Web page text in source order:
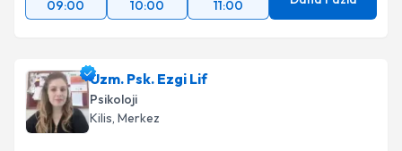
09:00 10:00 11:00
Uzm. Psk. Ezgi Lif
Psikoloji
Kilis, Merkez